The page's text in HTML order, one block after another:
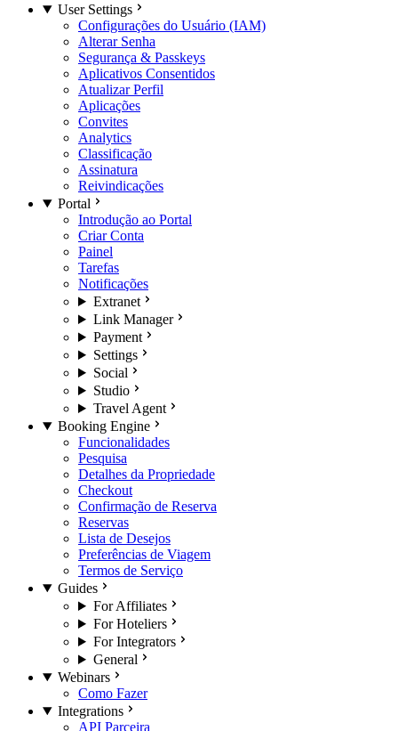
User Settings
Configurações do Usuário (IAM)
Alterar Senha
Segurança & Passkeys
Aplicativos Consentidos
Atualizar Perfil
Aplicações
Convites
Analytics
Classificação
Assinatura
Reivindicações
Portal
Introdução ao Portal
Criar Conta
Painel
Tarefas
Notificações
Extranet
Link Manager
Payment
Settings
Social
Studio
Travel Agent
Booking Engine
Funcionalidades
Pesquisa
Detalhes da Propriedade
Checkout
Confirmação de Reserva
Reservas
Lista de Desejos
Preferências de Viagem
Termos de Serviço
Guides
For Affiliates
For Hoteliers
For Integrators
General
Webinars
Como Fazer
Integrations
API Parceira